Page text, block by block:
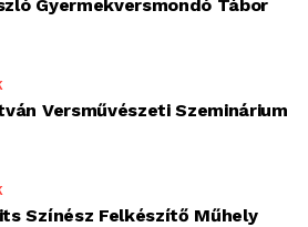
Gyermekversmondó Tábor
Versművészeti Szeminárium
Színész Felkészítő Műhely